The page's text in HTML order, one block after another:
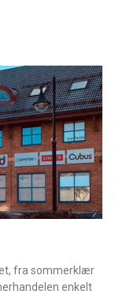
fra sommerklær
enkelt